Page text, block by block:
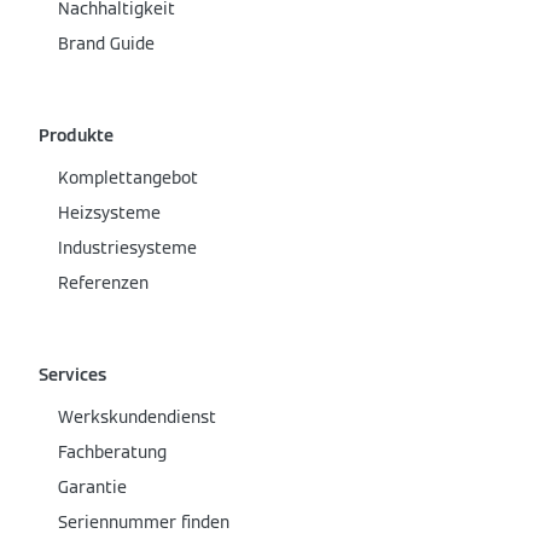
Nachhaltigkeit
Brand Guide
Produkte
Komplettangebot
Heizsysteme
Industriesysteme
Referenzen
Services
Werkskundendienst
Fachberatung
Garantie
Seriennummer finden